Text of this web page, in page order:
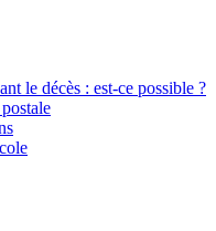
le décès : est-ce possible ?